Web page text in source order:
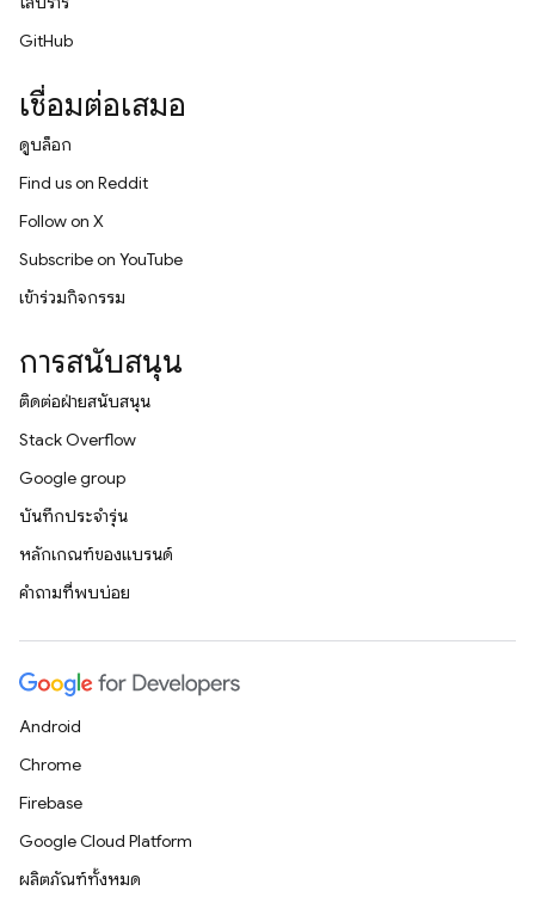
GitHub
เชื่อมต่อเสมอ
ดูบล็อก
Find us on Reddit
Follow on X
Subscribe on YouTube
เข้าร่วมกิจกรรม
การสนับสนุน
ติดต่อฝ่ายสนับสนุน
Stack Overflow
Google group
บันทึกประจำรุ่น
หลักเกณฑ์ของแบรนด์
คำถามที่พบบ่อย
Android
Chrome
Firebase
Google Cloud Platform
ผลิตภัณฑ์ทั้งหมด